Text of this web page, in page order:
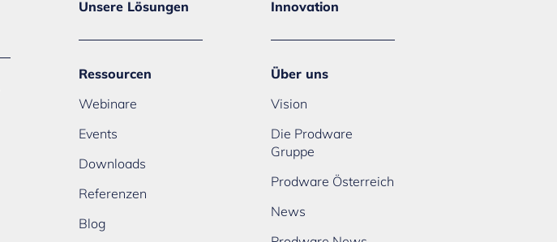
Unsere Lösungen
Ressourcen
Webinare
Events
Downloads
Referenzen
Blog
Innovation
Über uns
Vision
Die Prodware
Gruppe
Prodware Österreich
News